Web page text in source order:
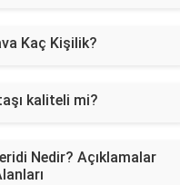
Kaç Kişilik?
kaliteli mi?
Nedir? Açıklamalar